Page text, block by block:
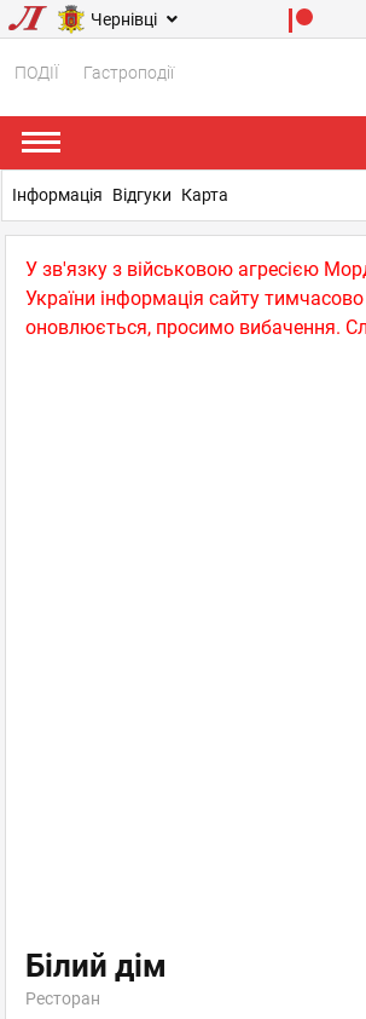
Чернівці
ПОДІЇ Гастроподії
У зв'язку з військовою агресією
України інформація сайту
оновлюється, просимо вибачення.
Білий дім
Ресторан
Інформація Відгуки Карта